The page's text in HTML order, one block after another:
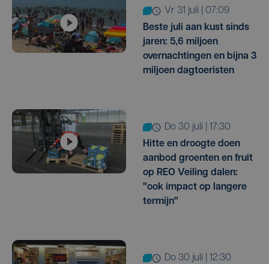
vr 31 juli | 07:09
Beste juli aan kust sinds
jaren: 5,6 miljoen
overnachtingen en bijna 3
miljoen dagtoeristen
do 30 juli | 17:30
Hitte en droogte doen
aanbod groenten en fruit
op REO Veiling dalen:
"ook impact op langere
termijn"
do 30 juli | 12:30